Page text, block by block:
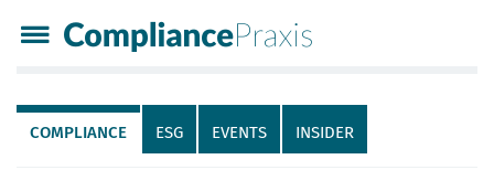
Compliance Praxis
Servicenavigation
Navigation
COMPLIANCE ESG EVENTS INSIDER